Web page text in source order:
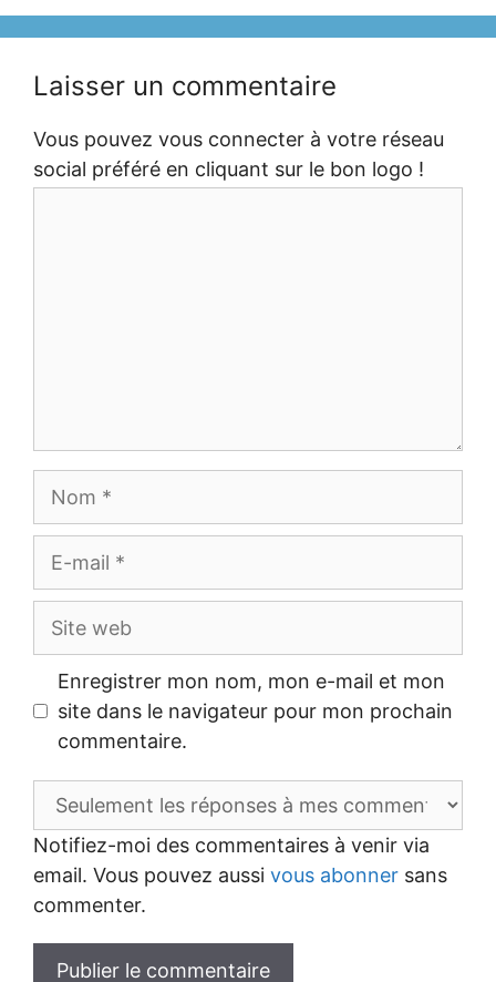
Laisser un commentaire
Vous pouvez vous connecter à votre réseau
social préféré en cliquant sur le bon logo !
Site
Enregistrer mon nom, mon e-mail et mon
site dans le navigateur pour mon prochain
commentaire.
Notifiez-moi des commentaires à venir via
email. Vous pouvez aussi vous abonner sans
commenter.